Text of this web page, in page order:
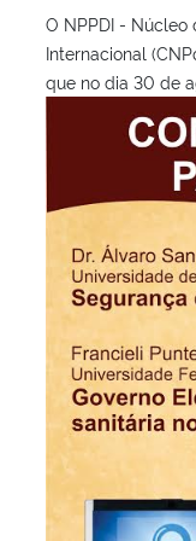
O NPPDI - Núcleo
Internacional
que no dia 30 de